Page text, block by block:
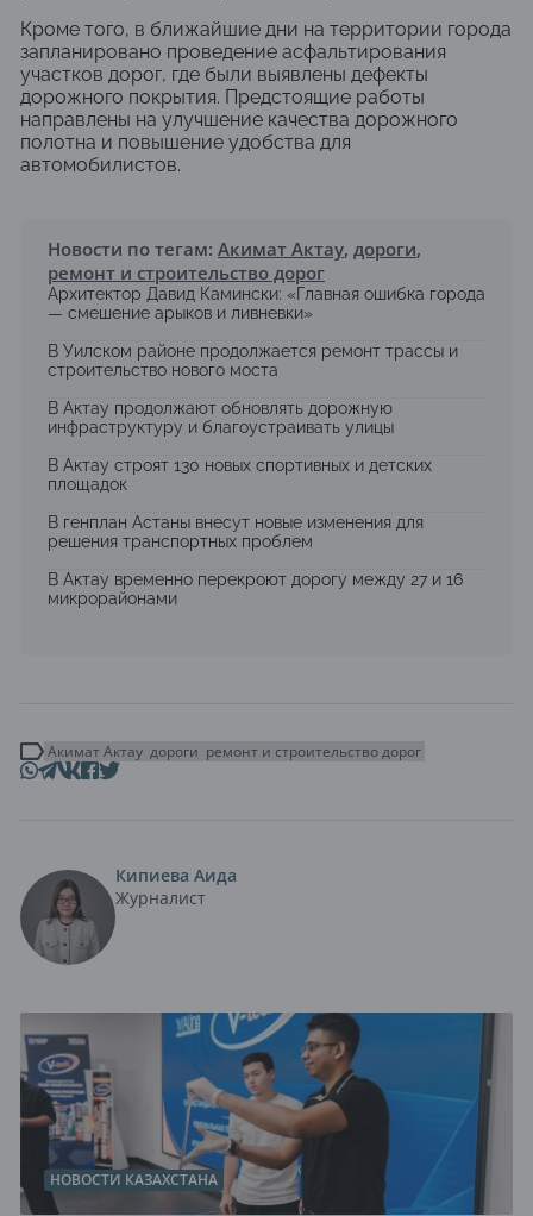
Кроме того, в ближайшие дни на территории города
запланировано проведение асфальтирования
участков дорог, где были выявлены дефекты
дорожного покрытия. Предстоящие работы
направлены на улучшение качества дорожного
полотна и повышение удобства для
автомобилистов.
Новости по тегам: Акимат Актау, дороги,
ремонт и строительство дорог
Архитектор Давид Камински: «Главная ошибка города
— смешение арыков и ливневки»
В Уилском районе продолжается ремонт трассы и
строительство нового моста
В Актау продолжают обновлять дорожную
инфраструктуру и благоустраивать улицы
В Актау строят 130 новых спортивных и детских
площадок
В генплан Астаны внесут новые изменения для
решения транспортных проблем
В Актау временно перекроют дорогу между 27 и 16
микрорайонами
Акимат Актау дороги ремонт и строительство дорог
Кипиева Аида
Журналист
НОВОСТИ КАЗАХСТАНА